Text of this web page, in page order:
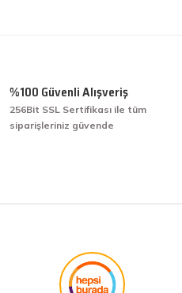
hakkıyla yapmak diye buna derim.
%100 Güvenli Alışveriş
256Bit SSL Sertifikası ile tüm
siparişleriniz güvende